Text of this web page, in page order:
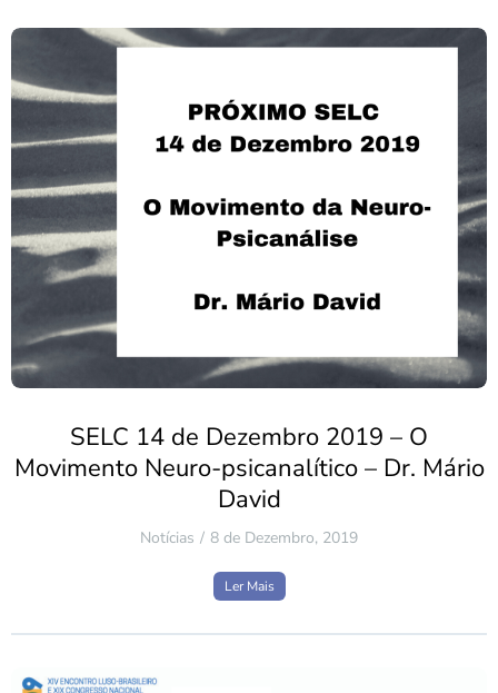
SELC 14 de Dezembro 2019 – O
Movimento Neuro-psicanalítico – Dr. Mário
David
Notícias 8 de Dezembro, 2019
Ler Mais